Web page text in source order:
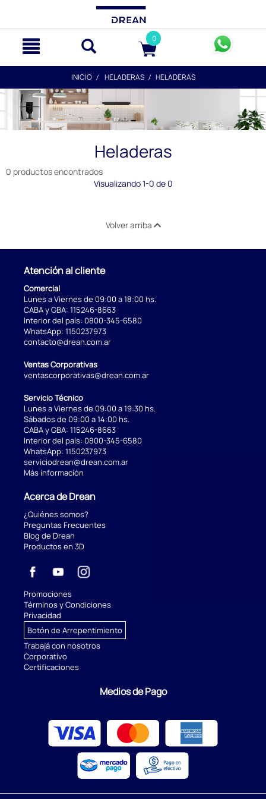
0
INICIO HELADERAS HELADERAS
Heladeras
0 productos encontrados
Visualizando 1-0 de 0
Volver arriba
Atención al cliente
Comercial
Lunes a Viernes de 09:00 a 18:00 hs.
CABA y GBA: 115246-8663
Interior del país: 0800-345-6580
WhatsApp: 1150237973
contacto@drean.com.ar
Ventas Corporativas
ventascorporativas@drean.com.ar
Servicio Técnico
Lunes a Viernes de 09:00 a 19:30 hs.
Sábados de 09:00 a 14:00 hs.
CABA y GBA: 115246-8663
Interior del país: 0800-345-6580
WhatsApp: 1150237973
serviciodrean@drean.com.ar
Más información
Acerca de Drean
¿Quiénes somos?
Preguntas Frecuentes
Blog de Drean
Productos en 3D
Promociones
Términos y Condiciones
Privacidad
Botón de Arrepentimiento
Trabajá con nosotros
Corporativo
Certificaciones
Medios de Pago